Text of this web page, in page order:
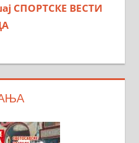
СПОРТСКЕ ВЕСТИ